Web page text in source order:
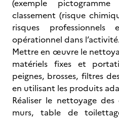
(exemple
classement (risque
risques
opérationnel dans l’activité.
Mettre en œuvre le
matériels fixes et
peignes, brosses, filtres
en utilisant les produits
Réaliser le nettoyage
murs, table de